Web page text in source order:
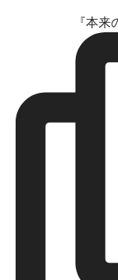
『本